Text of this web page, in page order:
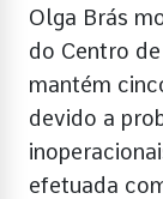
Olga Brás
do Centro
mantém
devido a
efetuada